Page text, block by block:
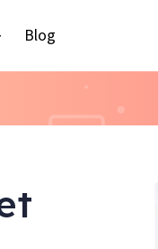
Blog